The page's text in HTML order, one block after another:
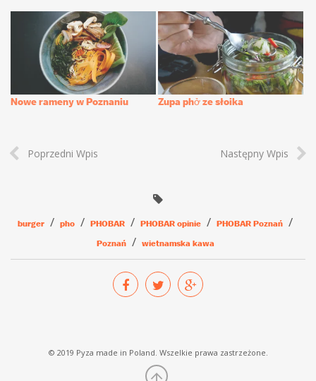
Nowe rameny w Poznaniu Zupa phở ze słoika
Poprzedni Wpis Następny Wpis
burger pho PHOBAR PHOBAR opinie
PHOBAR Poznań
Poznań
wietnamska kawa
© 2019 Pyza made in Poland. Wszelkie prawa zastrzeżone.